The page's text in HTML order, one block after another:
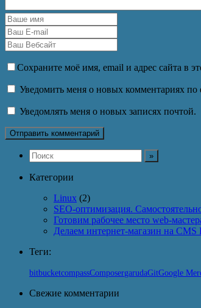
Сохраните моё имя, email и адрес сайта в
Уведомить меня о новых комментариях по
Уведомлять меня о новых записях почтой.
Категории
Linux (2)
SEO-оптимизация.
Готовим рабочее место web-
Делаем интернет-магазин на CMS
Теги:
bitbucketcompassComposergarudaGitGoogle
Свежие комментарии